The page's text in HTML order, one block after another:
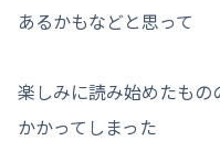
あるかもなどと思って
楽しみに読み始めたも
かかってしまった